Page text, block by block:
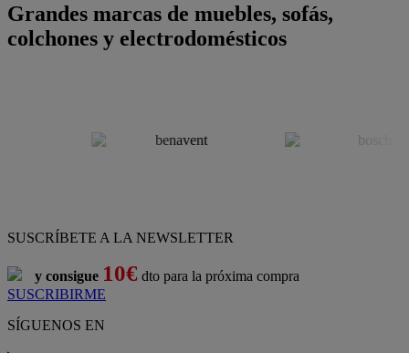
Grandes marcas de muebles, sofás,
colchones y electrodomésticos
SUSCRÍBETE A LA NEWSLETTER
y consigue 10€ dto para la próxima compra
SUSCRIBIRME
SÍGUENOS EN